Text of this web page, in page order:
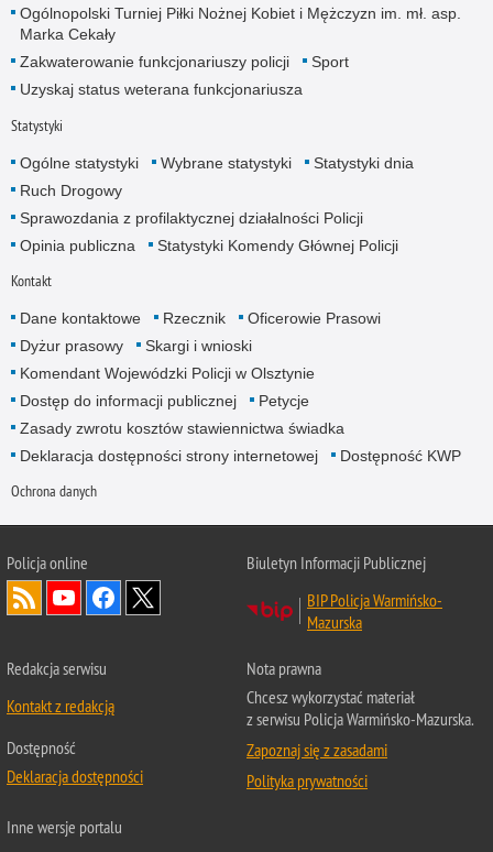
Ogólnopolski Turniej Piłki Nożnej Kobiet i Mężczyzn im. mł. asp.
Marka Cekały
Zakwaterowanie funkcjonariuszy policji
Sport
Uzyskaj status weterana funkcjonariusza
Statystyki
Ogólne statystyki Wybrane statystyki
Statystyki dnia
Ruch Drogowy
Sprawozdania z profilaktycznej działalności Policji
Opinia publiczna
Statystyki Komendy Głównej Policji
Kontakt
Dane kontaktowe Rzecznik
Oficerowie Prasowi
Dyżur prasowy
Skargi i wnioski
Komendant Wojewódzki Policji w Olsztynie
Dostęp do informacji publicznej
Petycje
Zasady zwrotu kosztów stawiennictwa świadka
Deklaracja dostępności strony internetowej
Dostępność KWP
Ochrona danych
Policja online
Biuletyn Informacji Publicznej
BIP Policja Warmińsko-
Mazurska
Redakcja serwisu
Kontakt z redakcją
Dostępność
Deklaracja dostępności
Nota prawna
Chcesz wykorzystać materiał
z serwisu Policja Warmińsko-Mazurska.
Zapoznaj się z zasadami
Polityka prywatności
Inne wersje portalu